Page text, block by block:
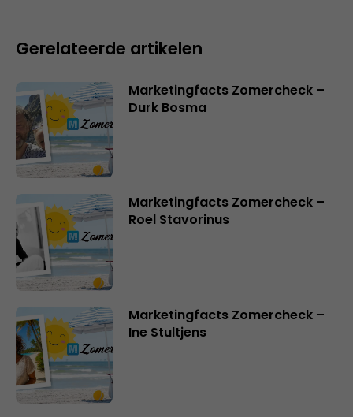
Gerelateerde artikelen
Marketingfacts Zomercheck –
Durk Bosma
Marketingfacts Zomercheck –
Roel Stavorinus
Marketingfacts Zomercheck –
Ine Stultjens